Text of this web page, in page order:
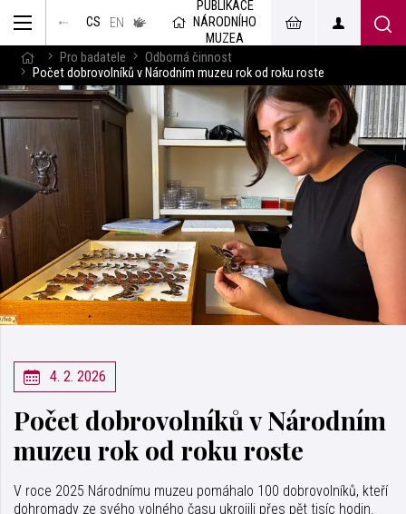
CS EN
v českém
jazyce
PUBLIKACE
NÁRODNÍHO
MUZEA
Pro badatele
Odborná činnost
Počet dobrovolníků v Národním muzeu rok od roku roste
4. 2. 2026
Počet dobrovolníků v Národním
muzeu rok od roku roste
V roce 2025 Národnímu muzeu pomáhalo 100 dobrovolníků, kteří
dohromady ze svého volného času ukrojili přes pět tisíc hodin.